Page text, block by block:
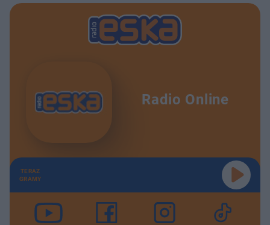
Radio Online
TERAZ
GRAMY